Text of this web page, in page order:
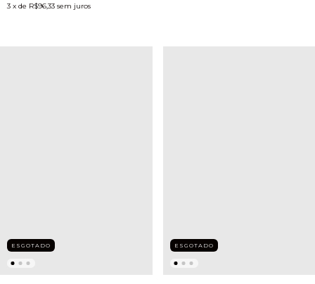
3 x de R$96,33 sem juros
ESGOTADO ESGOTADO